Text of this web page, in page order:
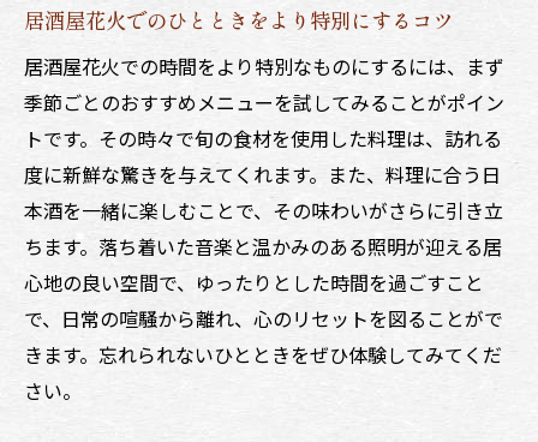
居酒屋花火でのひとときをより特別にするコツ
居酒屋花火での時間をより特別なものにするには、まず
季節ごとのおすすめメニューを試してみることがポイン
トです。その時々で旬の食材を使用した料理は、訪れる
度に新鮮な驚きを与えてくれます。また、料理に合う日
本酒を一緒に楽しむことで、その味わいがさらに引き立
ちます。落ち着いた音楽と温かみのある照明が迎える居
心地の良い空間で、ゆったりとした時間を過ごすこと
で、日常の喧騒から離れ、心のリセットを図ることがで
きます。忘れられないひとときをぜひ体験してみてくだ
さい。